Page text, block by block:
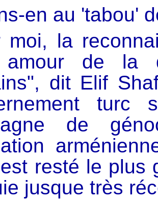
en au 'tabou'
moi, la
amour de la
dit Elif
turc
de
resté le plus
jusque très